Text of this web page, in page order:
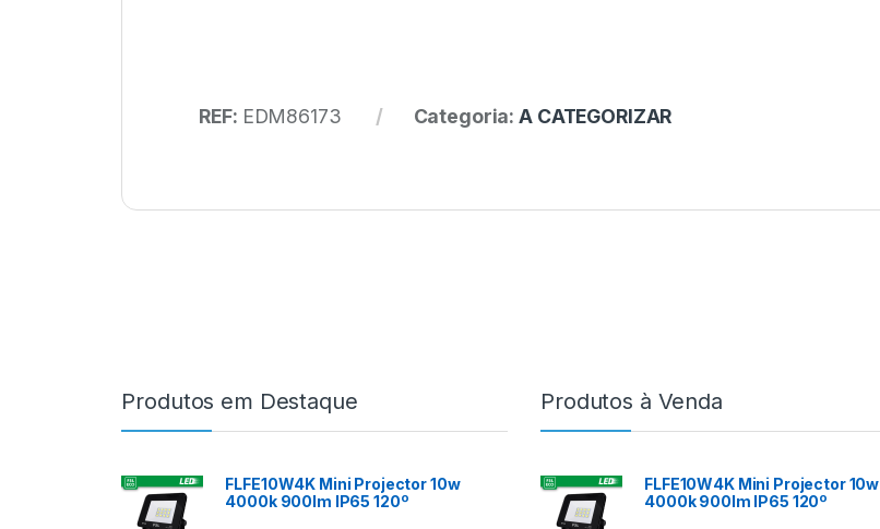
REF: EDM86173 Categoria:A CATEGORIZAR
Produtos em Destaque
FLFE10W4K Mini Projector 10w
4000k 900lm IP65 120º
Produtos à Venda
FLFE10W4K Mini Projector 10w
4000k 900lm IP65 120º